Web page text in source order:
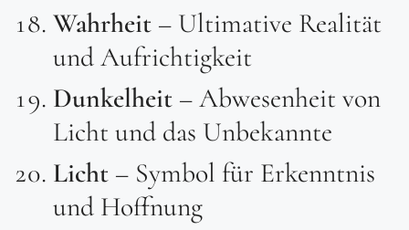
Wahrheit – Ultimative Realität
und Aufrichtigkeit
Dunkelheit – Abwesenheit von
Licht und das Unbekannte
Licht – Symbol für Erkenntnis
und Hoffnung